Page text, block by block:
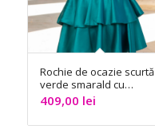
Rochie de ocazie scurtă
verde smarald cu
mâneci lungi – InPuff
409,00 lei